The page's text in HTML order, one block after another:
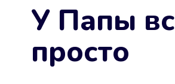
У Папы
просто